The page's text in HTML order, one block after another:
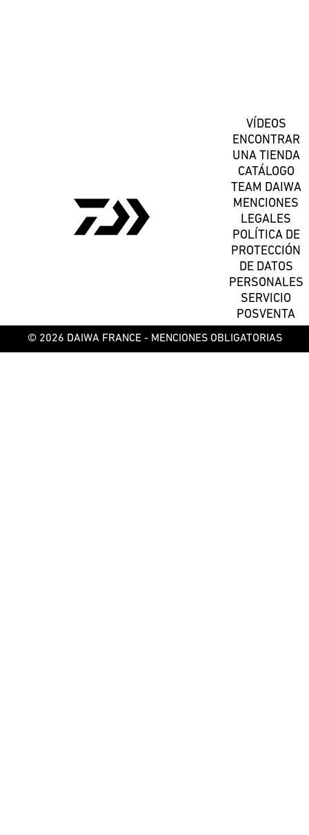
VÍDEOS
ENCONTRAR
UNA TIENDA
CATÁLOGO
TEAM DAIWA
MENCIONES
LEGALES
POLÍTICA DE
PROTECCIÓN
DE DATOS
PERSONALES
SERVICIO
POSVENTA
© 2026 DAIWA FRANCE - MENCIONES OBLIGATORIAS